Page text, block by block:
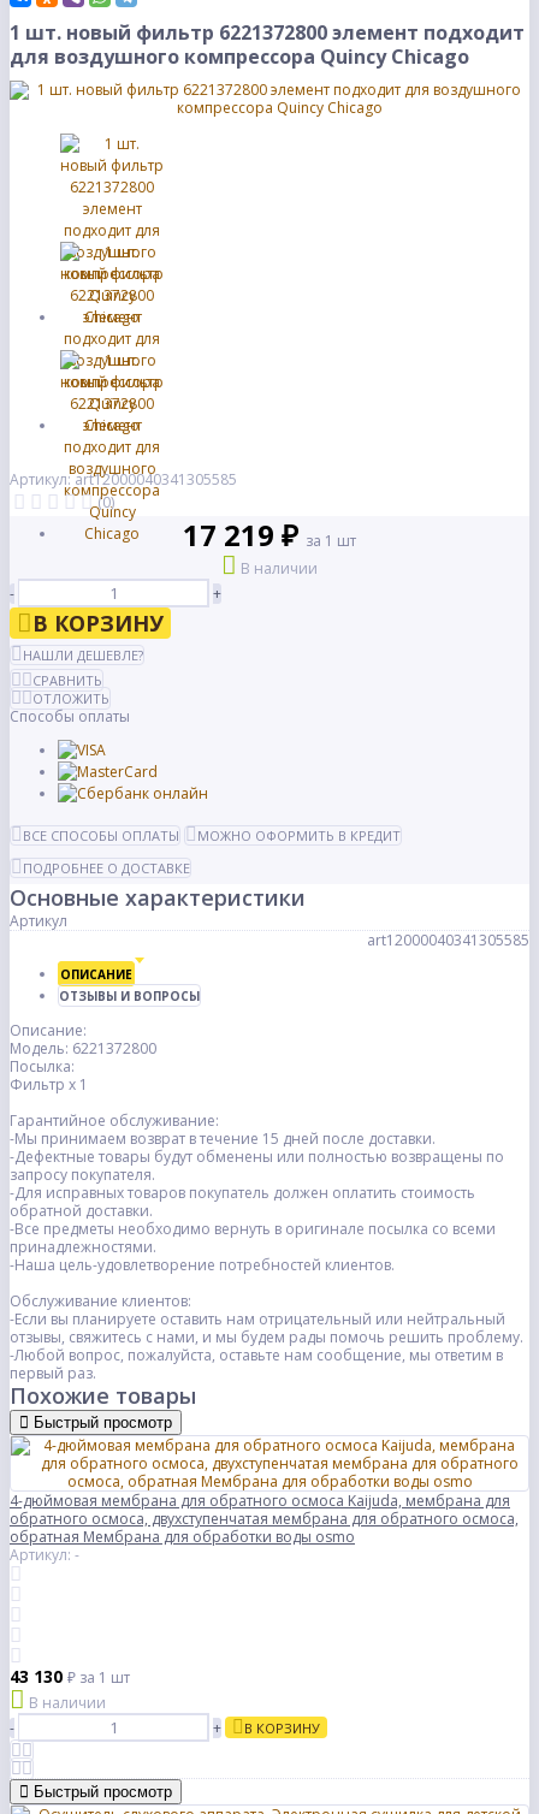
1 шт. новый фильтр 6221372800 элемент подходит
для воздушного компрессора Quincy Chicago
Артикул: art12000040341305585
(0)
17 219 ₽ за 1 шт
В наличии
-
+
В КОРЗИНУ
НАШЛИ ДЕШЕВЛЕ?
СРАВНИТЬ
ОТЛОЖИТЬ
Способы оплаты
ВСЕ СПОСОБЫ ОПЛАТЫ
МОЖНО ОФОРМИТЬ В КРЕДИТ
ПОДРОБНЕЕ О ДОСТАВКЕ
Основные характеристики
Артикул
art12000040341305585
ОПИСАНИЕ
ОТЗЫВЫ И ВОПРОСЫ
Описание:
Модель: 6221372800
Посылка:
Фильтр x 1
Гарантийное обслуживание:
-Мы принимаем возврат в течение 15 дней после доставки.
-Дефектные товары будут обменены или полностью возвращены по
запросу покупателя.
-Для исправных товаров покупатель должен оплатить стоимость
обратной доставки.
-Все предметы необходимо вернуть в оригинале посылка со всеми
принадлежностями.
-Наша цель-удовлетворение потребностей клиентов.
Обслуживание клиентов:
-Если вы планируете оставить нам отрицательный или нейтральный
отзывы, свяжитесь с нами, и мы будем рады помочь решить проблему.
-Любой вопрос, пожалуйста, оставьте нам сообщение, мы ответим в
первый раз.
Похожие товары
Быстрый просмотр
4-дюймовая мембрана для обратного осмоса Kaijuda, мембрана для
обратного осмоса, двухступенчатая мембрана для обратного осмоса,
обратная Мембрана для обработки воды osmo
Артикул: -
43 130 ₽ за 1 шт
В наличии
-
+ В КОРЗИНУ
Быстрый просмотр